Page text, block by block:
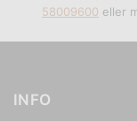
58009600 eller
INFO